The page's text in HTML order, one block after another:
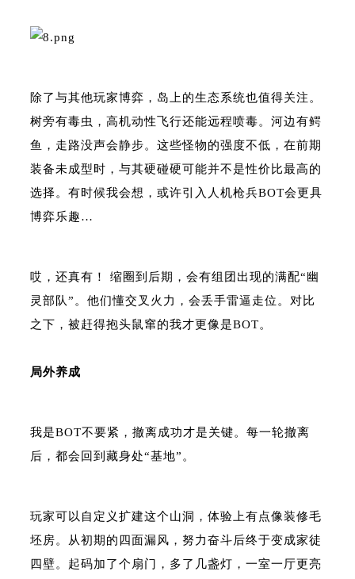
除了与其他玩家博弈，岛上的生态系统也值得关注。
树旁有毒虫，高机动性飞行还能远程喷毒。河边有鳄
鱼，走路没声会静步。这些怪物的强度不低，在前期
装备未成型时，与其硬碰硬可能并不是性价比最高的
选择。有时候我会想，或许引入人机枪兵BOT会更具
博弈乐趣…
哎，还真有！ 缩圈到后期，会有组团出现的满配“幽
灵部队”。他们懂交叉火力，会丢手雷逼走位。对比
之下，被赶得抱头鼠窜的我才更像是BOT。
局外养成
我是BOT不要紧，撤离成功才是关键。每一轮撤离
后，都会回到藏身处“基地”。
玩家可以自定义扩建这个山洞，体验上有点像装修毛
坯房。从初期的四面漏风，努力奋斗后终于变成家徒
四壁。起码加了个扇门，多了几盏灯，一室一厅更亮